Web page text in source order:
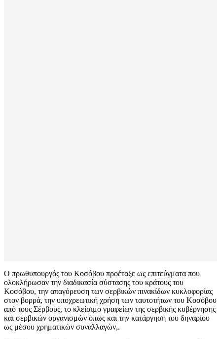
Ο πρωθυπουργός του Κοσόβου προέταξε ως επιτεύγματα που
ολοκλήρωσαν την διαδικασία σύστασης του κράτους του
Κοσόβου, την απαγόρευση των σερβικών πινακίδων κυκλοφορίας
στον βορρά, την υποχρεωτική χρήση των ταυτοτήτων του Κοσόβου
από τους Σέρβους, το κλείσιμο γραφείων της σερβικής κυβέρνησης
και σερβικών οργανισμών όπως και την κατάργηση του δηναρίου
ως μέσου χρηματικών συναλλαγών,.